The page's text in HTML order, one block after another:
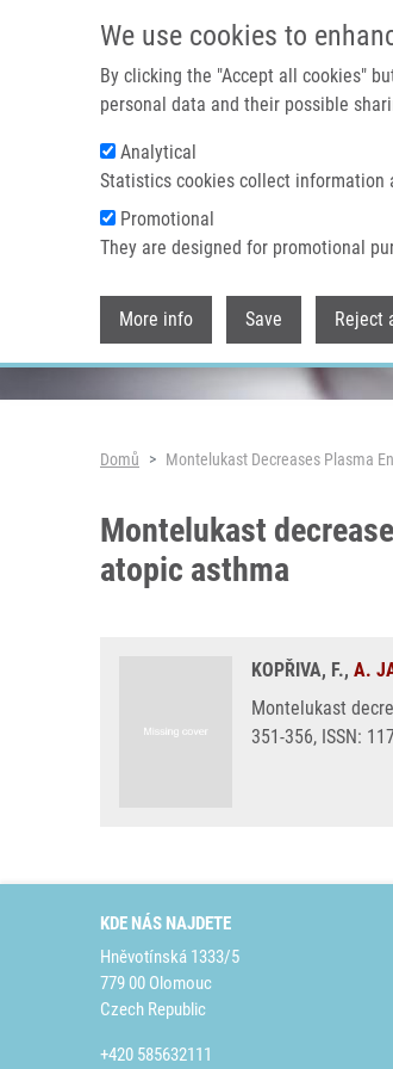
We use cookies to
By clicking the "Accept all cookies"
personal data and their possible
Analytical
Statistics cookies collect information
Promotional
They are designed for promotional
More info Save Reject
Header image
Drobečková
Domů Montelukast Decreases Plasma
Montelukast
atopic asthma
KOPŘIVA, F., A.
Montelukast
351-356, ISSN:
KDE NÁS NAJDETE
Hněvotínská 1333/5
779 00 Olomouc
Czech Republic
+420 585632111